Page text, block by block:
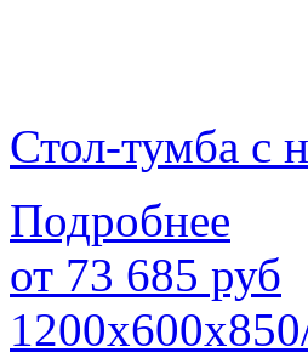
Стол-тумба с
Подробнее
от 73 685 руб